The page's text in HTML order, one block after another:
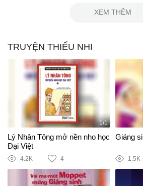
XEM THÊM
TRUYỆN THIẾU NHI
1/1
Lý Nhân Tông mở nền nho học
Đại Việt
4.2K 4
Giáng
1.5K